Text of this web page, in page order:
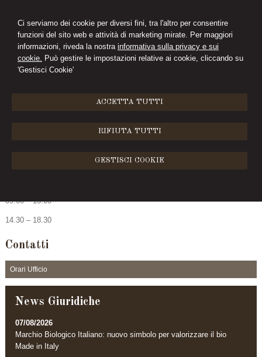
Ci serviamo dei cookie per diversi fini, tra l'altro per consentire
funzioni del sito web e attività di marketing mirate. Per maggiori
informazioni, riveda la nostra informativa sulla privacy e sui
cookie. Può gestire le impostazioni relative ai cookie, cliccando su
'Gestisci Cookie'
ACCETTA TUTTI
RIFIUTA TUTTI
GESTISCI COOKIE
PAOLA PALEARI
AVVOCATO
Orario di apertura/chiusura dello studio legale:
09.00 – 13.00
14.30 – 18.30
Contatti
Orari Ufficio
News Giuridiche
07/08/2026
Marchio Biologico Italiano: nuovo simbolo per valorizzare il bio
Made in Italy